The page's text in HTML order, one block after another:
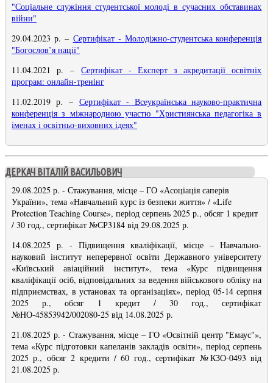
"Соціальне служіння студентської молоді в сучасних обставинах
війни"
29.04.2023 р. – Сертифікат - Молодіжно-студентська конференція
"Богослов’я нації"
11.04.2021 р.– Сертифікат - Експерт з акредитації освітніх
програм: онлайн-тренінг
11.02.2019 р. – Сертифікат - Всеукраїнська науково-практична
конференція з міжнародною участю "Християнська педагогіка в
іменах і освітньо-виховних ідеях"
ДЕРКАЧ ВІТАЛІЙ ВАСИЛЬОВИЧ
29.08.2025 р. - Стажування, місце – ГО «Асоціація саперів
України», тема «Навчальний курс із безпеки життя» / «Life
Protection Teaching Course», період серпень 2025 р., обсяг 1 кредит
/ 30 год., сертифікат №СР3184 від 29.08.2025 р.
14.08.2025 р. - Підвищення кваліфікації, місце – Навчально-
науковий інститут неперервної освіти Державного університету
«Київський авіаційний інститут», тема «Курс підвищення
кваліфікації осіб, відповідальних за ведення військового обліку на
підприємствах, в установах та організаціях», період 05-14 серпня
2025 р., обсяг 1 кредит / 30 год., сертифікат
№НО-45853942/002080-25 від 14.08.2025 р.
21.08.2025 р. - Стажування, місце – ГО «Освітній центр "Емаус"»,
тема «Курс підготовки капеланів закладів освіти», період серпень
2025 р., обсяг 2 кредити / 60 год., сертифікат №КЗО-0493 від
21.08.2025 р.